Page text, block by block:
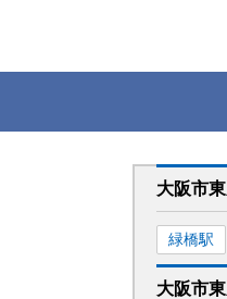
大阪市
緑橋駅
大阪市